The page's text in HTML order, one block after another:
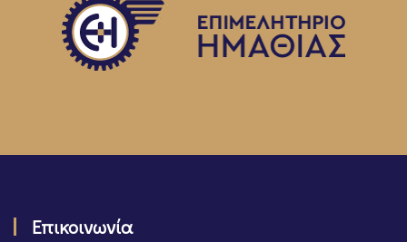
Επικοινωνία